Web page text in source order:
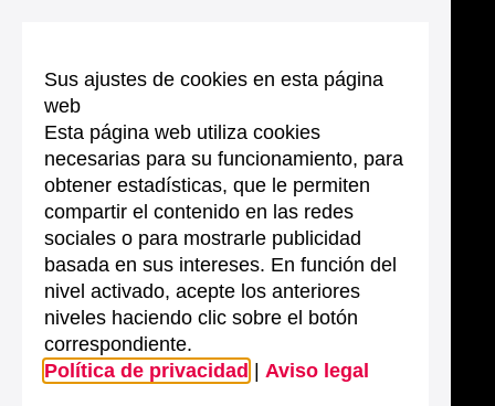
Sus ajustes de cookies en esta página
web
Esta página web utiliza cookies
necesarias para su funcionamiento, para
obtener estadísticas, que le permiten
compartir el contenido en las redes
sociales o para mostrarle publicidad
basada en sus intereses. En función del
nivel activado, acepte los anteriores
niveles haciendo clic sobre el botón
correspondiente.
Política de privacidad
Aviso legal